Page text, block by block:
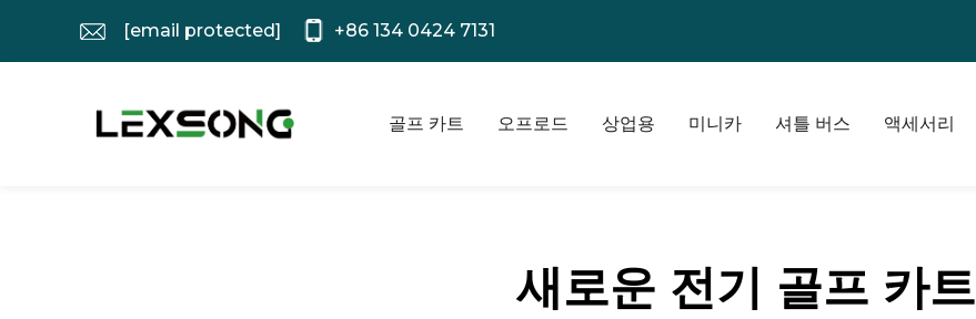
[email protected] +86 134 0424 7131
골프 카트 오프로드 상업용 미니카 셔틀 버스 액세서리
새로운 전기 골프 카트